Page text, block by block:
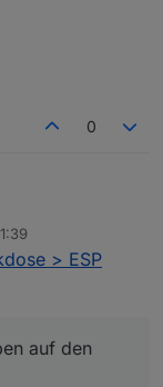
0
dem Namen
auf den
> ESP
auf den